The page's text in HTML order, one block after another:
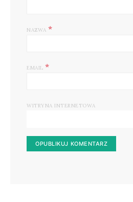
NAZWA *
EMAIL *
WITRYNA INTERNETOWA